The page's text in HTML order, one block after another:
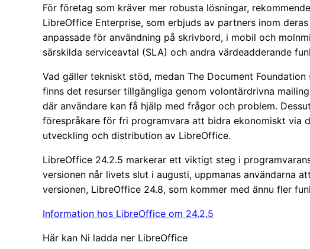
För företag som kräver mer robusta lösningar,
LibreOffice Enterprise, som erbjuds av partners inom
anpassade för användning på skrivbord, i mobil och
särskilda serviceavtal (SLA) och andra värdeadderande
Vad gäller tekniskt stöd, medan The Document
finns det resurser tillgängliga genom volontärdrivna
där användare kan få hjälp med frågor och problem.
förespråkare för fri programvara att bidra ekonomiskt via
utveckling och distribution av LibreOffice.
LibreOffice 24.2.5 markerar ett viktigt steg i
versionen når livets slut i augusti, uppmanas användarna
versionen, LibreOffice 24.8, som kommer med ännu fler
Information hos LibreOffice om 24.2.5
Här kan Ni ladda ner LibreOffice